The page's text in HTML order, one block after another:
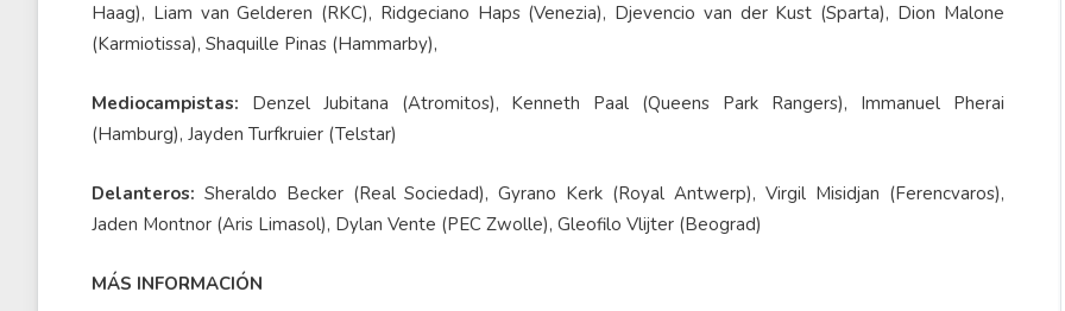
Haag), Liam van Gelderen (RKC), Ridgeciano Haps (Venezia), Djevencio van der Kust (Sparta), Dion Malone
(Karmiotissa), Shaquille Pinas (Hammarby),
Mediocampistas: Denzel Jubitana (Atromitos), Kenneth Paal (Queens Park Rangers), Immanuel Pherai
(Hamburg), Jayden Turfkruier (Telstar)
Delanteros: Sheraldo Becker (Real Sociedad), Gyrano Kerk (Royal Antwerp), Virgil Misidjan (Ferencvaros),
Jaden Montnor (Aris Limasol), Dylan Vente (PEC Zwolle), Gleofilo Vlijter (Beograd)
MÁS INFORMACIÓN